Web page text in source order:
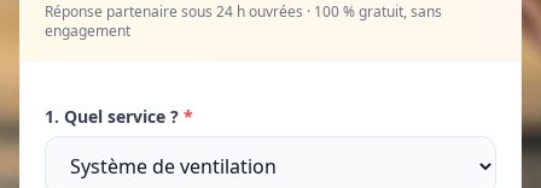
Réponse partenaire sous 24 h ouvrées · 100 % gratuit, sans
engagement
1. Quel service ? *